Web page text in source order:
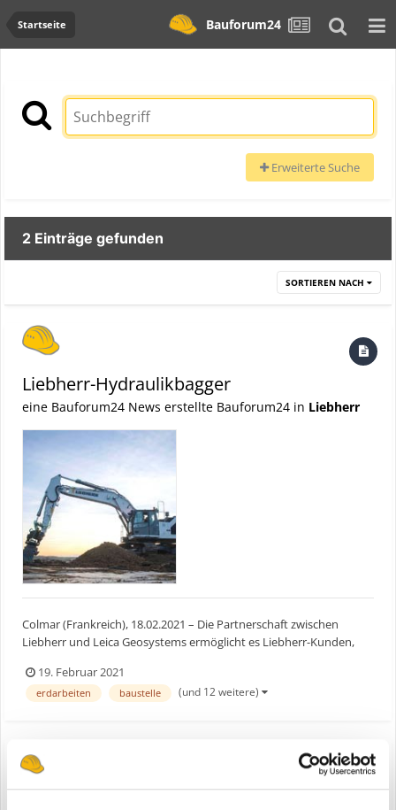
Startseite Bauforum24
Erweiterte Suche
2 Einträge gefunden
SORTIEREN NACH
Liebherr-Hydraulikbagger
eine Bauforum24 News erstellte Bauforum24 in Liebherr
Colmar (Frankreich), 18.02.2021 – Die Partnerschaft zwischen
Liebherr und Leica Geosystems ermöglicht es Liebherr-Kunden,
mit einer werkseitig eingebauten 2D- und 3D-Maschinensteuerung
zu erwerben. Erster Kunde, der von dieser Zusammenarbe...
19. Februar 2021
erdarbeiten baustelle (und 12 weitere)